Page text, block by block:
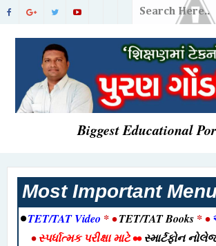
Biggest Educational
Most Important
•TET/TAT Video * •TET/TAT Books * •
•સ્પર્ધાત્મક પરીક્ષા માટે••સ્માર્ટફોન